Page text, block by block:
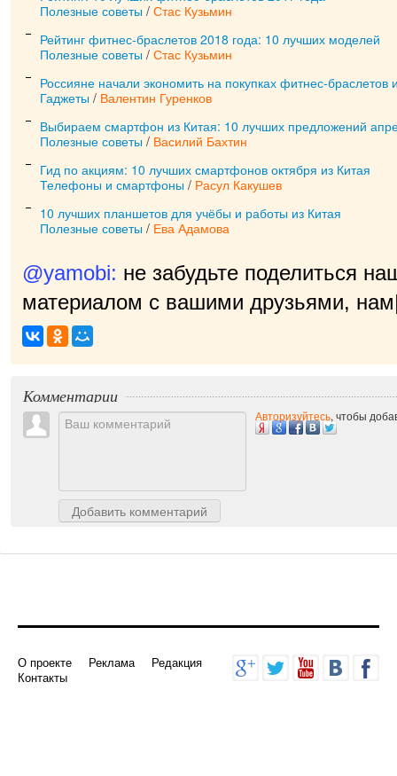
Полезные советы / Стас Кузьмин
Рейтинг фитнес-браслетов 2018 года: 10 лучших моделей
Полезные советы / Стас Кузьмин
Россияне начали экономить на покупках фитнес-браслетов
Гаджеты / Валентин Гуренков
Выбираем смартфон из Китая: 10 лучших предложений
Полезные советы / Василий Бахтин
Гид по акциям: 10 лучших смартфонов октября из Китая
Телефоны и смартфоны / Расул Какушев
10 лучших планшетов для учёбы и работы из Китая
Полезные советы / Ева Адамова
@yamobi: не забудьте поделиться
материалом с вашими друзьями, нам
приятно!
Комментарии